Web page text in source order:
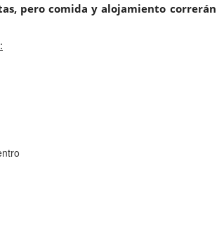
pero comida y alojamiento correrán